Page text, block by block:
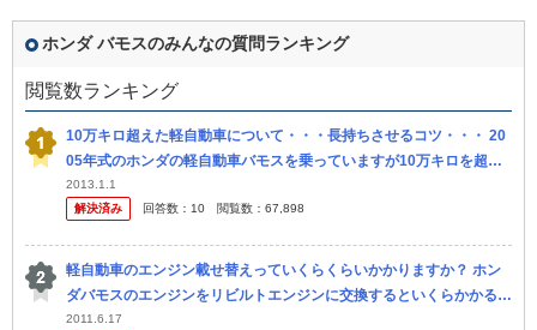
ホンダ バモスのみんなの質問ランキング
閲覧数ランキング
10万キロ超えた軽自動車について・・・長持ちさせるコツ・・・ 20
05年式のホンダの軽自動車バモスを乗っていますが10万キロを超え
ました。 まあ、・・・お金があればホンダ・フィットやトヨタ・ア
ク...
2013.1.1
解決済み
回答数： 10 閲覧数： 67,898
軽自動車のエンジン載せ替えっていくらくらいかかりますか？ ホン
ダバモスのエンジンをリビルトエンジンに交換するといくらかかるで
しょうか？ ①すべてディーラーに頼んだ場合 ②自分でエンジンを買
2011.6.17